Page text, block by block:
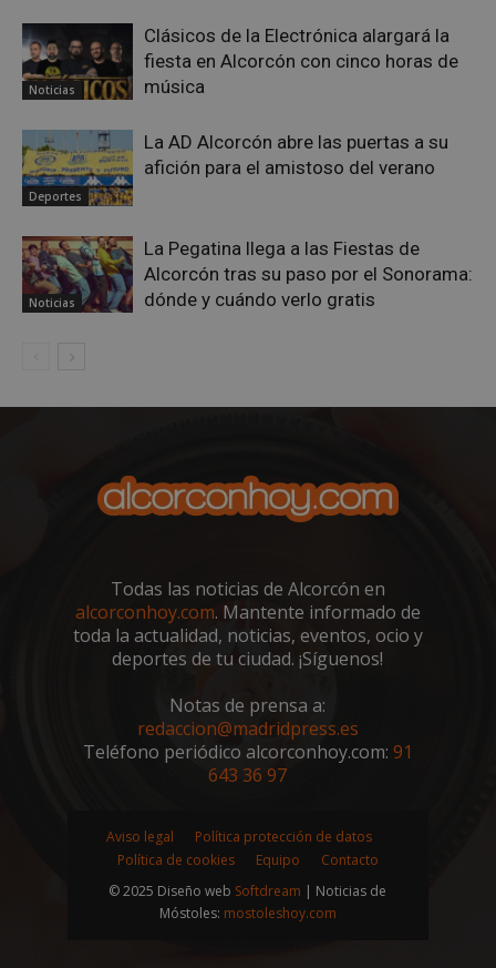
Noticias
Clásicos de la Electrónica alargará la
fiesta en Alcorcón con cinco horas de
música
Deportes
La AD Alcorcón abre las puertas a su
afición para el amistoso del verano
Noticias
La Pegatina llega a las Fiestas de
Alcorcón tras su paso por el Sonorama:
dónde y cuándo verlo gratis
Todas las noticias de Alcorcón en
alcorconhoy.com. Mantente informado de
toda la actualidad, noticias, eventos, ocio y
deportes de tu ciudad. ¡Síguenos!
Notas de prensa a:
redaccion@madridpress.es
Teléfono periódico alcorconhoy.com: 91
643 36 97
Aviso legal
Política protección de datos
Política de cookies
Equipo
Contacto
© 2025 Diseño web Softdream | Noticias de
Móstoles: mostoleshoy.com
sp_landing
Spotify Inc.
.spotify.com
23 horas 59
minutos
.youtube.com
sp_t
Spotify Inc.